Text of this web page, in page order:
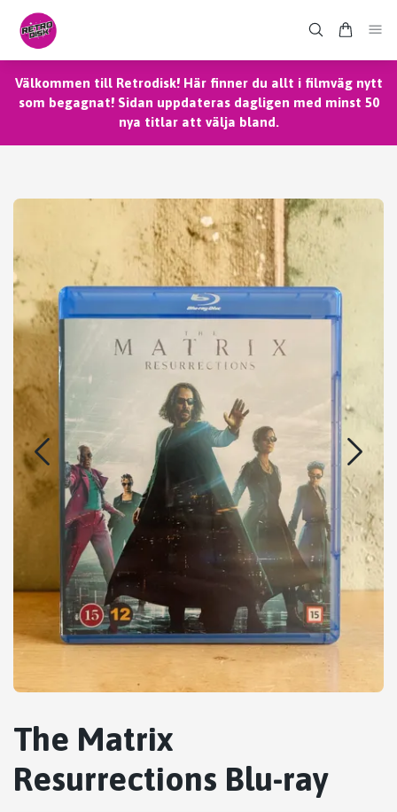
Välkommen till Retrodisk! Här finner du allt i filmväg nytt
som begagnat! Sidan uppdateras dagligen med minst 50
nya titlar att välja bland.
The Matrix
Resurrections Blu-ray